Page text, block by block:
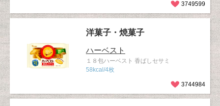
3749599
洋菓子・焼菓子
ハーベスト
１８包ハーベスト 香ばしセサミ
58kcal/4枚
3744984